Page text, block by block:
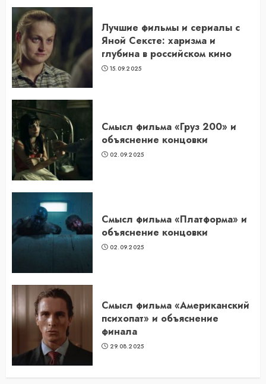
Лучшие фильмы и сериалы с
Яной Сексте: харизма и
глубина в российском кино
15.09.2025
Смысл фильма «Груз 200» и
объяснение концовки
02.09.2025
Смысл фильма «Платформа» и
объяснение концовки
02.09.2025
Смысл фильма «Американский
психопат» и объяснение
финала
29.08.2025